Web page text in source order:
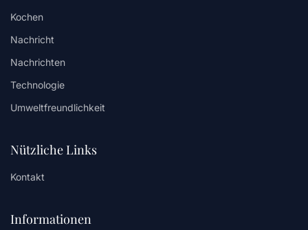
Kochen
Nachricht
Nachrichten
Technologie
Umweltfreundlichkeit
Nützliche Links
Kontakt
Informationen